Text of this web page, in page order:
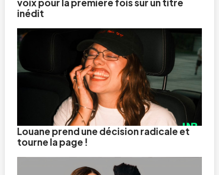
voix pour la première fois sur un titre
inédit
Louane prend une décision radicale et
tourne la page !